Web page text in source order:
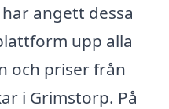
angett dessa
upp alla
och priser från
i Grimstorp. På